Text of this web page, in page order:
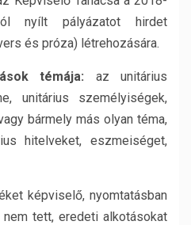
nyílt pályázatot hirdet
és próza) létrehozására.
témája: az unitárius
unitárius személyiségek,
bármely más olyan téma,
hitelveket, eszmeiséget,
képviselő, nyomtatásban
tett, eredeti alkotásokat